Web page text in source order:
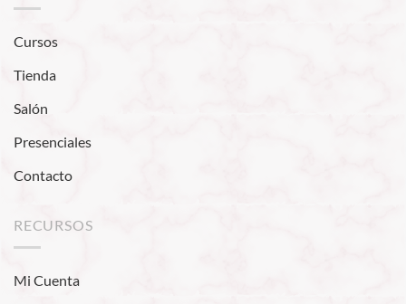
Cursos
Tienda
Salón
Presenciales
Contacto
RECURSOS
Mi Cuenta